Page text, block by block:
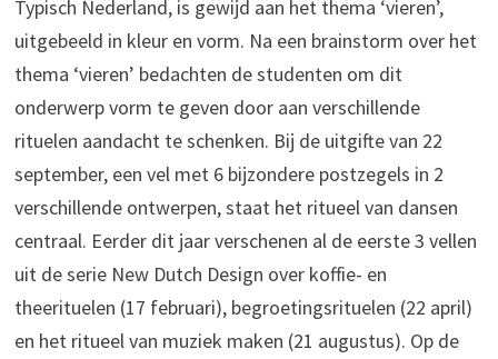
Typisch Nederland, is gewijd aan het thema ‘vieren’,
uitgebeeld in kleur en vorm. Na een brainstorm over het
thema ‘vieren’ bedachten de studenten om dit
onderwerp vorm te geven door aan verschillende
rituelen aandacht te schenken. Bij de uitgifte van 22
september, een vel met 6 bijzondere postzegels in 2
verschillende ontwerpen, staat het ritueel van dansen
centraal. Eerder dit jaar verschenen al de eerste 3 vellen
uit de serie New Dutch Design over koffie- en
theerituelen (17 februari), begroetingsrituelen (22 april)
en het ritueel van muziek maken (21 augustus). Op de